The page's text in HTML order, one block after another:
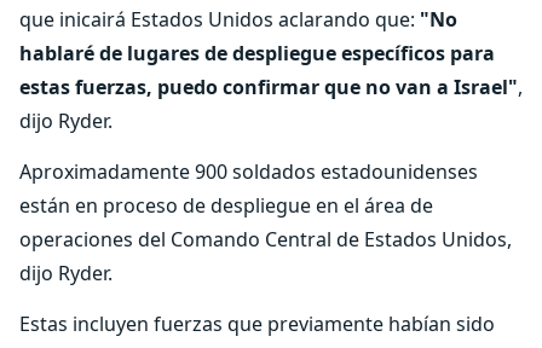
que inicairá Estados Unidos aclarando que: "No
hablaré de lugares de despliegue específicos para
estas fuerzas, puedo confirmar que no van a Israel",
dijo Ryder.
Aproximadamente 900 soldados estadounidenses
están en proceso de despliegue en el área de
operaciones del Comando Central de Estados Unidos,
dijo Ryder.
Estas incluyen fuerzas que previamente habían sido